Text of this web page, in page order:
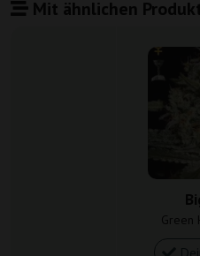
Mit ähnlichen
Green